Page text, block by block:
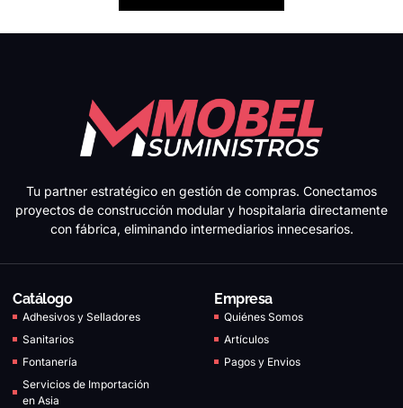
Tu partner estratégico en gestión de compras. Conectamos
proyectos de construcción modular y hospitalaria directamente
con fábrica, eliminando intermediarios innecesarios.
Catálogo
Adhesivos y Selladores
Sanitarios
Fontanería
Servicios de Importación
en Asia
Empresa
Quiénes Somos
Artículos
Pagos y Envios